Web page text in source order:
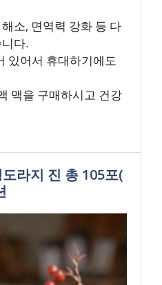
소, 면역력 강화 등 다
다.
있어서 휴대하기에도
맥을 구매하시고 건강
라지 진 총 105포(